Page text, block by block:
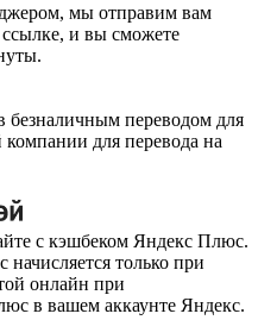
мы отправим вам
и вы сможете
безналичным переводом для
для перевода на
с кэшбеком Яндекс Плюс.
только при
онлайн при
в вашем аккаунте Яндекс.